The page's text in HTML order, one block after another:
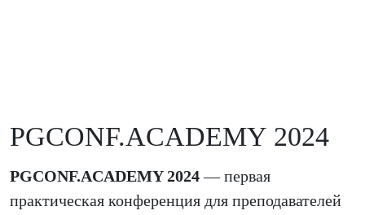
PGCONF.ACADEMY 2024
PGCONF.ACADEMY 2024— первая
практическая конференция для преподавателей